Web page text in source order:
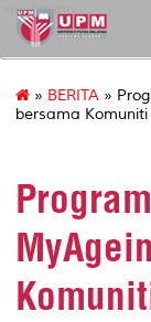
myageing
» BERITA »
bersama Komuniti